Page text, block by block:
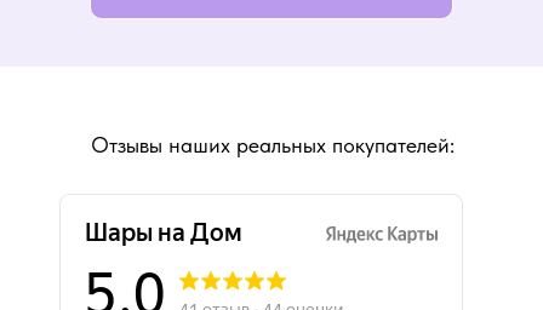
Отзывы наших реальных покупателей: